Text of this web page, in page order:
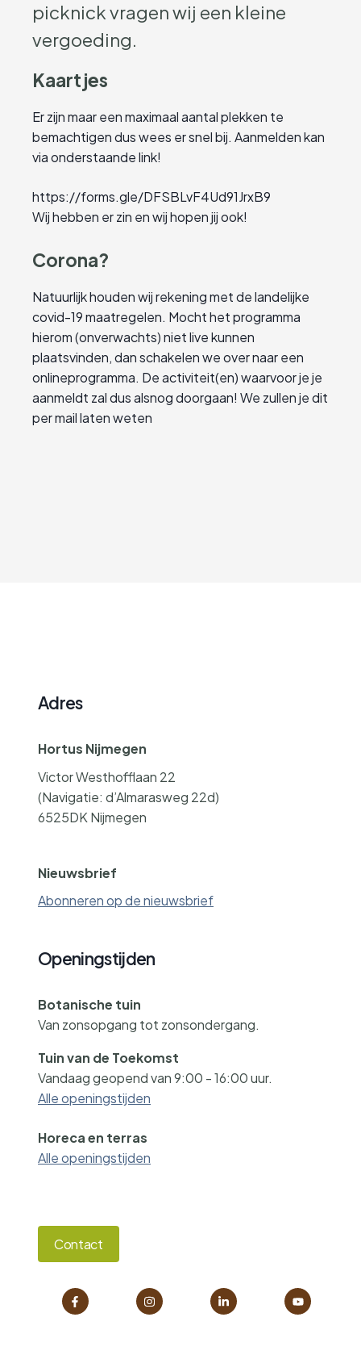
picknick vragen wij een kleine
vergoeding.
Kaartjes
Er zijn maar een maximaal aantal plekken te
bemachtigen dus wees er snel bij. Aanmelden kan
via onderstaande link!
https://forms.gle/DFSBLvF4Ud91JrxB9
Wij hebben er zin en wij hopen jij ook!
Corona?
Natuurlijk houden wij rekening met de landelijke
covid-19 maatregelen. Mocht het programma
hierom (onverwachts) niet live kunnen
plaatsvinden, dan schakelen we over naar een
onlineprogramma. De activiteit(en) waarvoor je je
aanmeldt zal dus alsnog doorgaan! We zullen je dit
per mail laten weten
Adres
Hortus Nijmegen
Victor Westhofflaan 22
(Navigatie: d’Almarasweg 22d)
6525DK Nijmegen
Nieuwsbrief
Abonneren op de nieuwsbrief
Openingstijden
Botanische tuin
Van zonsopgang tot zonsondergang.
Tuin van de Toekomst
Vandaag geopend van 9:00 - 16:00 uur.
Alle openingstijden
Horeca en terras
Alle openingstijden
Contact